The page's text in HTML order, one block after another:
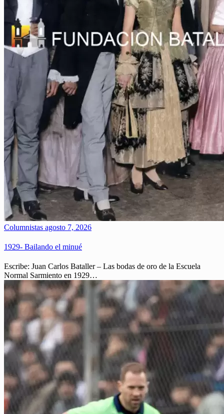
Columnistas agosto 7, 2026
1929- Bailando el minué
Escribe: Juan Carlos Bataller – Las bodas de oro de la Escuela
Normal Sarmiento en 1929…